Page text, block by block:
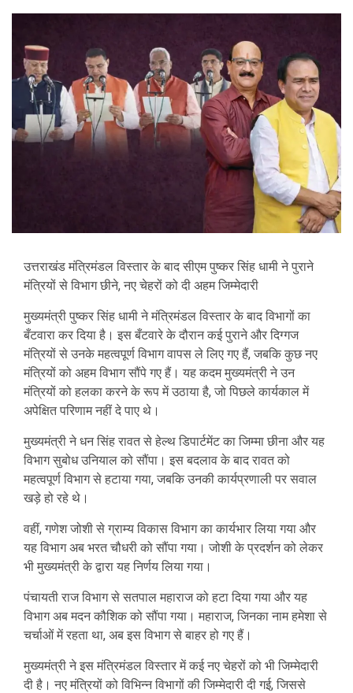
उत्तराखंड मंत्रिमंडल विस्तार के बाद सीएम पुष्कर सिंह धामी ने पुराने
मंत्रियों से विभाग छीने, नए चेहरों को दी अहम जिम्मेदारी
मुख्यमंत्री पुष्कर सिंह धामी ने मंत्रिमंडल विस्तार के बाद विभागों का
बँटवारा कर दिया है। इस बँटवारे के दौरान कई पुराने और दिग्गज
मंत्रियों से उनके महत्वपूर्ण विभाग वापस ले लिए गए हैं, जबकि कुछ नए
मंत्रियों को अहम विभाग सौंपे गए हैं। यह कदम मुख्यमंत्री ने उन
मंत्रियों को हलका करने के रूप में उठाया है, जो पिछले कार्यकाल में
अपेक्षित परिणाम नहीं दे पाए थे।
मुख्यमंत्री ने धन सिंह रावत से हेल्थ डिपार्टमेंट का जिम्मा छीना और यह
विभाग सुबोध उनियाल को सौंपा। इस बदलाव के बाद रावत को
महत्वपूर्ण विभाग से हटाया गया, जबकि उनकी कार्यप्रणाली पर सवाल
खड़े हो रहे थे।
वहीं, गणेश जोशी से ग्राम्य विकास विभाग का कार्यभार लिया गया और
यह विभाग अब भरत चौधरी को सौंपा गया। जोशी के प्रदर्शन को लेकर
भी मुख्यमंत्री के द्वारा यह निर्णय लिया गया।
पंचायती राज विभाग से सतपाल महाराज को हटा दिया गया और यह
विभाग अब मदन कौशिक को सौंपा गया। महाराज, जिनका नाम हमेशा से
चर्चाओं में रहता था, अब इस विभाग से बाहर हो गए हैं।
मुख्यमंत्री ने इस मंत्रिमंडल विस्तार में कई नए चेहरों को भी जिम्मेदारी
दी है। नए मंत्रियों को विभिन्न विभागों की जिम्मेदारी दी गई, जिससे